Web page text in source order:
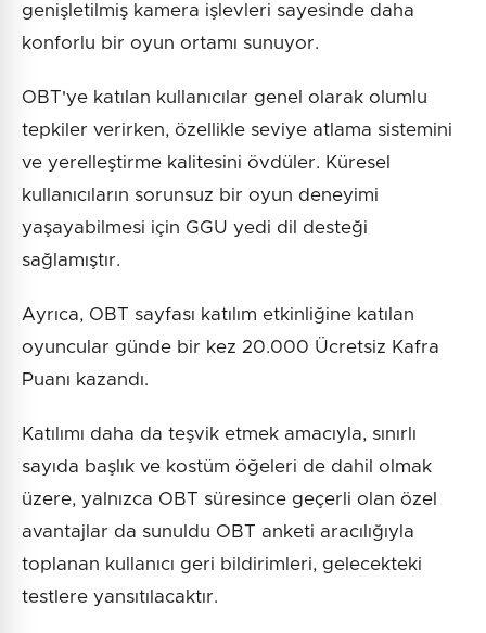
genişletilmiş kamera işlevleri sayesinde daha
konforlu bir oyun ortamı sunuyor.
OBT'ye katılan kullanıcılar genel olarak olumlu
tepkiler verirken, özellikle seviye atlama sistemini
ve yerelleştirme kalitesini övdüler. Küresel
kullanıcıların sorunsuz bir oyun deneyimi
yaşayabilmesi için GGU yedi dil desteği
sağlamıştır.
Ayrıca, OBT sayfası katılım etkinliğine katılan
oyuncular günde bir kez 20.000 Ücretsiz Kafra
Puanı kazandı.
Katılımı daha da teşvik etmek amacıyla, sınırlı
sayıda başlık ve kostüm öğeleri de dahil olmak
üzere, yalnızca OBT süresince geçerli olan özel
avantajlar da sunuldu OBT anketi aracılığıyla
toplanan kullanıcı geri bildirimleri, gelecekteki
testlere yansıtılacaktır.